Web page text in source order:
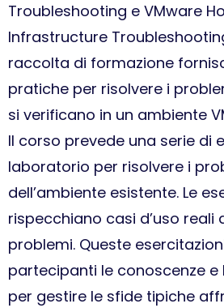
Troubleshooting e VMware
Infrastructure
raccolta di formazione
pratiche per risolvere i
si verificano in un ambiente
Il corso prevede una serie di
laboratorio per risolvere i
dell’ambiente esistente. Le
rispecchiano casi d’uso reali
problemi. Queste
partecipanti le conoscenze
per gestire le sfide tipiche